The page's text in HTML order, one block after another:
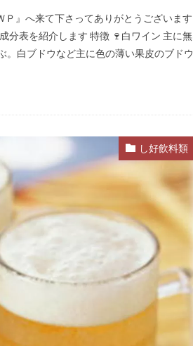
へ来て下さってありがとうございます
分表を紹介します 特徴 🍷白ワイン 主に無
白ブドウなど主に色の薄い果皮のブドウ
し好飲料類